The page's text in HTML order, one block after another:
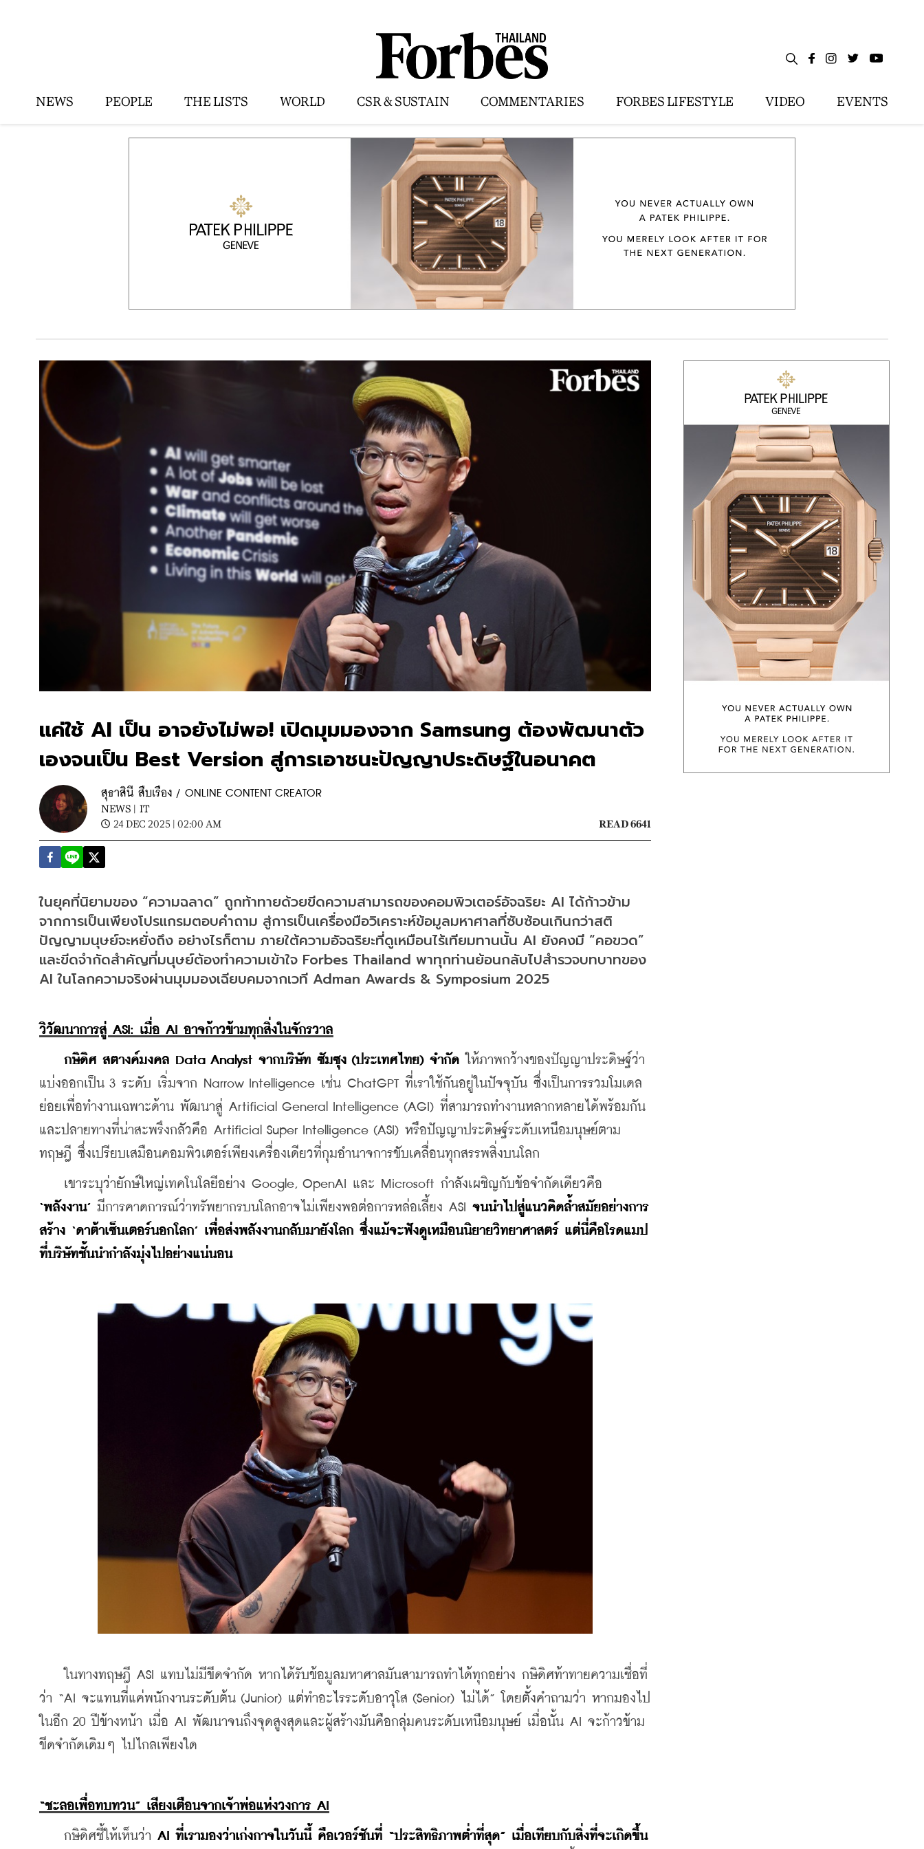
NEWS PEOPLE THE LISTS WORLD CSR & SUSTAIN COMMENTARIES FORBES LIFESTYLE VIDEO EVENTS
แค่ใช้ AI เป็น อาจยังไม่พอ! เปิดมุมมองจาก Samsung ต้องพัฒนาตัว
เองจนเป็น Best Version สู่การเอาชนะปัญญาประดิษฐ์ในอนาคต
สุธาสินี สืบเรือง / ONLINE CONTENT CREATOR
NEWS | IT
24 DEC 2025 | 02:00 AM
READ 6641
ในยุคที่นิยามของ “ความฉลาด” ถูกท้าทายด้วยขีดความสามารถของคอมพิวเตอร์อัจฉริยะ AI ได้ก้าวข้าม
จากการเป็นเพียงโปรแกรมตอบคำถาม สู่การเป็นเครื่องมือวิเคราะห์ข้อมูลมหาศาลที่ซับซ้อนเกินกว่าสติ
ปัญญามนุษย์จะหยั่งถึง อย่างไรก็ตาม ภายใต้ความอัจฉริยะที่ดูเหมือนไร้เทียมทานนั้น AI ยังคงมี “คอขวด”
และขีดจำกัดสำคัญที่มนุษย์ต้องทำความเข้าใจ Forbes Thailand พาทุกท่านย้อนกลับไปสำรวจบทบาทของ
AI ในโลกความจริงผ่านมุมมองเฉียบคมจากเวที Adman Awards & Symposium 2025
วิวัฒนาการสู่ ASI: เมื่อ AI อาจก้าวข้ามทุกสิ่งในจักรวาล
กษิดิศ สตางค์มงคล Data Analyst จากบริษัท ซัมซุง (ประเทศไทย) จำกัด ให้ภาพกว้างของปัญญาประดิษฐ์ว่า
แบ่งออกเป็น 3 ระดับ เริ่มจาก Narrow Intelligence เช่น ChatGPT ที่เราใช้กันอยู่ในปัจจุบัน ซึ่งเป็นการรวมโมเดล
ย่อยเพื่อทำงานเฉพาะด้าน พัฒนาสู่ Artificial General Intelligence (AGI) ที่สามารถทำงานหลากหลายได้พร้อมกัน
และปลายทางที่น่าสะพรึงกลัวคือ Artificial Super Intelligence (ASI) หรือปัญญาประดิษฐ์ระดับเหนือมนุษย์ตาม
ทฤษฎี ซึ่งเปรียบเสมือนคอมพิวเตอร์เพียงเครื่องเดียวที่กุมอำนาจการขับเคลื่อนทุกสรรพสิ่งบนโลก
‘พลังงาน’ มีการคาดการณ์ว่าทรัพยากรบนโลกอาจไม่เพียงพอต่อการหล่อเลี้ยง ASI จนนำไปสู่แนวคิดล้ำสมัยอย่างการ
สร้าง ‘ดาต้าเซ็นเตอร์นอกโลก’ เพื่อส่งพลังงานกลับมายังโลก ซึ่งแม้จะฟังดูเหมือนนิยายวิทยาศาสตร์ แต่นี่คือโรดแมป
ที่บริษัทชั้นนำกำลังมุ่งไปอย่างแน่นอน
ในทางทฤษฎี ASI แทบไม่มีขีดจำกัด หากได้รับข้อมูลมหาศาลมันสามารถทำได้ทุกอย่าง กษิดิศท้าทายความเชื่อที่
ว่า “AI จะแทนที่แค่พนักงานระดับต้น (Junior) แต่ทำอะไรระดับอาวุโส (Senior) ไม่ได้” โดยตั้งคำถามว่า หากมองไป
ในอีก 20 ปีข้างหน้า เมื่อ AI พัฒนาจนถึงจุดสูงสุดและผู้สร้างมันคือกลุ่มคนระดับเหนือมนุษย์ เมื่อนั้น AI จะก้าวข้าม
ขีดจำกัดเดิมๆ ไปไกลเพียงใด
“ชะลอเพื่อทบทวน” เสียงเตือนจากเจ้าพ่อแห่งวงการ AI
กษิดิศชี้ให้เห็นว่า AI ที่เรามองว่าเก่งกาจในวันนี้ คือเวอร์ชันที่ “ประสิทธิภาพต่ำที่สุด” เมื่อเทียบกับสิ่งที่จะเกิดขึ้น